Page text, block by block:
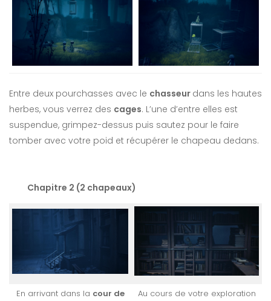
Entre deux pourchasses avec le chasseur dans les hautes
herbes, vous verrez des cages. L’une d’entre elles est
suspendue, grimpez-dessus puis sautez pour le faire
tomber avec votre poid et récupérer le chapeau dedans.
Chapitre 2 (2 chapeaux)
En arrivant dans la cour de
Au cours de votre exploration